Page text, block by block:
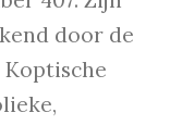
door de